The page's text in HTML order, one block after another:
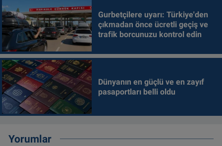
Gurbetçilere uyarı: Türkiye'den
çıkmadan önce ücretli geçiş ve
trafik borcunuzu kontrol edin
Dünyanın en güçlü ve en zayıf
pasaportları belli oldu
Yorumlar